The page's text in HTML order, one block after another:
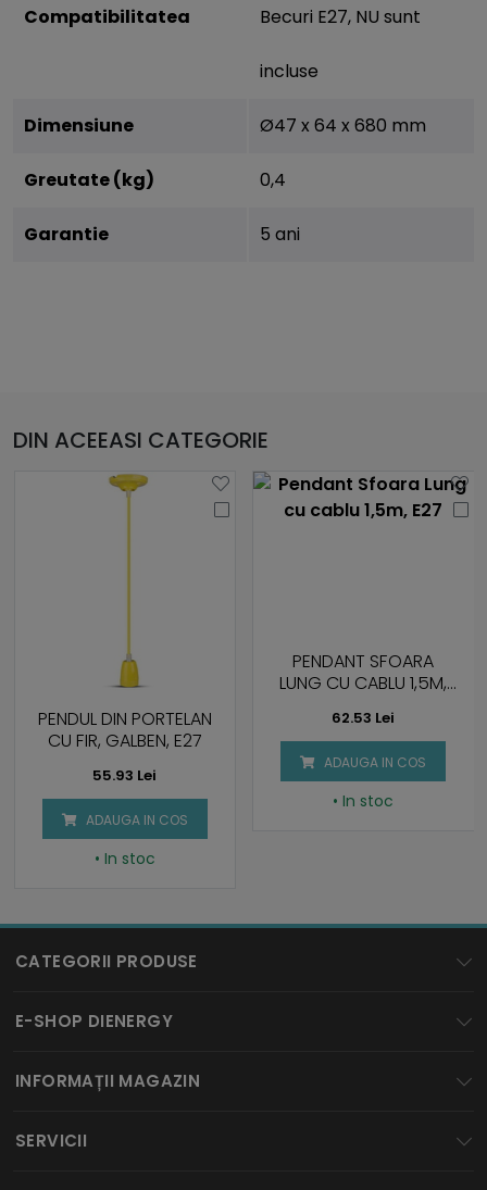
Compatibilitatea Becuri E27, NU sunt
incluse
Dimensiune Ø47 x 64 x 680 mm
Greutate (kg) 0,4
Garantie 5 ani
DIN ACEEASI CATEGORIE
PENDUL DIN PORTELAN
CU FIR, GALBEN, E27
55.93 Lei
ADAUGA IN COS
• In stoc
PENDANT SFOARA
LUNG CU CABLU 1,5M,
62.53 Lei
ADAUGA IN COS
• In stoc
CATEGORII PRODUSE
BECURI LED
TUBURI LED
PROIECTOARE LED
E-SHOP DIENERGY
Cum cumpar?
Service si Garantie
INFORMAȚII MAGAZIN
Bucuresti, Sector 3, Romania
SERVICII